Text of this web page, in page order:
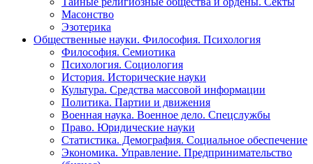
Масонство
Эзотерика
Общественные науки. Философия. Психология
Философия. Семиотика
Психология. Социология
История. Исторические науки
Культура. Средства массовой информации
Политика. Партии и движения
Военная наука. Военное дело. Спецслужбы
Право. Юридические науки
Статистика. Демография. Социальное обеспечение
Экономика. Управление. Предпринимательство